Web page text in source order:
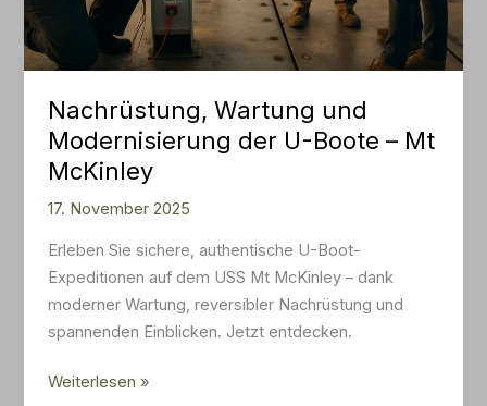
Nachrüstung, Wartung und
Modernisierung der U-Boote – Mt
McKinley
17. November 2025
Erleben Sie sichere, authentische U-Boot-
Expeditionen auf dem USS Mt McKinley – dank
moderner Wartung, reversibler Nachrüstung und
spannenden Einblicken. Jetzt entdecken.
Nachrüstung,
Weiterlesen »